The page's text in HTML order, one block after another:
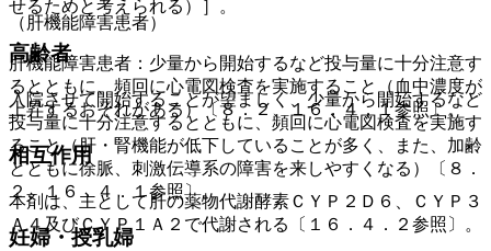
せるためと考えられる）］。
高齢者
入院させて開始することが望ましく、少量から開始するなど
投与量に十分注意するとともに、頻回に心電図検査を実施す
ること（肝・腎機能が低下していることが多く、また、加齢
とともに徐脈、刺激伝導系の障害を来しやすくなる）〔８．
２、１６．４．１参照〕。
妊婦・授乳婦
（肝機能障害患者）
肝機能障害患者：少量から開始するなど投与量に十分注意す
るとともに、頻回に心電図検査を実施すること（血中濃度が
上昇するおそれがある）〔８．２、１６．４．１参照〕。
相互作用
本剤は、主として肝の薬物代謝酵素ＣＹＰ２Ｄ６、ＣＹＰ３
Ａ４及びＣＹＰ１Ａ２で代謝される〔１６．４．２参照〕。